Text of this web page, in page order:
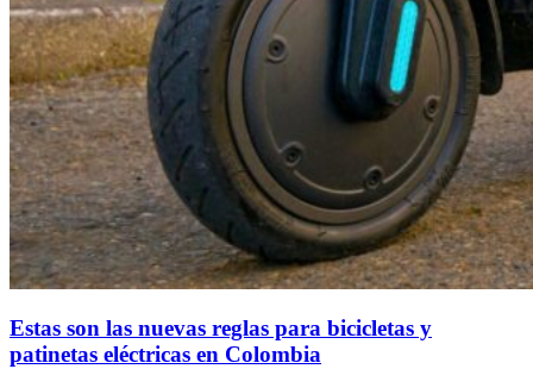
Estas son las nuevas reglas para bicicletas y
patinetas eléctricas en Colombia